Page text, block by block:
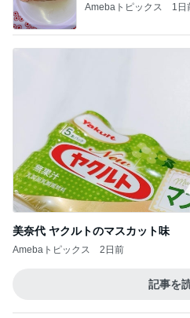
Amebaトピックス 1日
美奈代 ヤクルトのマスカット味
Amebaトピックス 2日前
記事を